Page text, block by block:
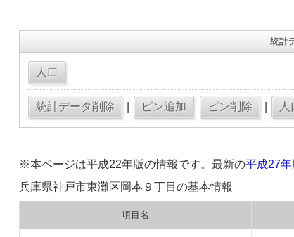
統計
※本ページは平成22年版の情報です。最新の平成27
兵庫県神戸市東灘区岡本９丁目の基本情報
項目名